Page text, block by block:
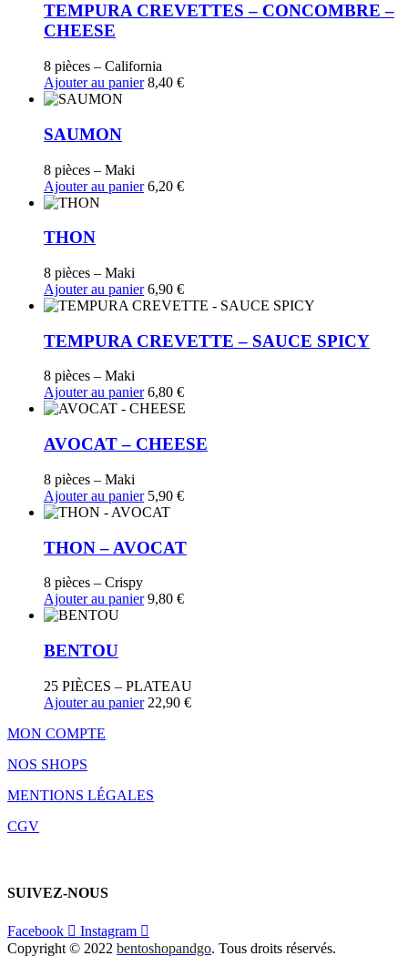
TEMPURA CREVETTES – CONCOMBRE –
CHEESE
8 pièces – California
Ajouter au panier 8,40 €
SAUMON
8 pièces – Maki
Ajouter au panier 6,20 €
THON
8 pièces – Maki
Ajouter au panier 6,90 €
TEMPURA CREVETTE – SAUCE SPICY
8 pièces – Maki
Ajouter au panier 6,80 €
AVOCAT – CHEESE
8 pièces – Maki
Ajouter au panier 5,90 €
THON – AVOCAT
8 pièces – Crispy
Ajouter au panier 9,80 €
BENTOU
25 PIÈCES – PLATEAU
Ajouter au panier 22,90 €
MON COMPTE
NOS SHOPS
MENTIONS LÉGALES
CGV
SUIVEZ-NOUS
Facebook
Instagram
Copyright © 2022 bentoshopandgo. Tous droits réservés.